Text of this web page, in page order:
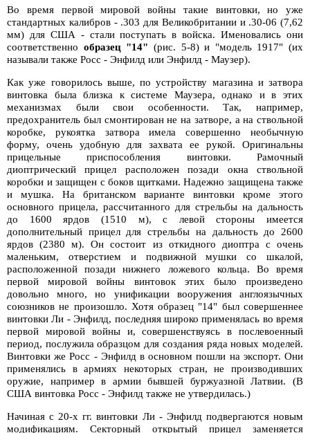
Во время первой мировой войны такие винтовки, но уже
стандартных калибров - .303 для Великобритании и .30-06 (7,62
мм) для США - стали поступать в войска. Именовались они
соответственно образец "14" (рис. 5-8) и "модель 1917" (их
называли также Росс - Энфилд или Энфилд - Маузер).
Как уже говорилось выше, по устройству магазина и затвора
винтовка была близка к системе Маузера, однако и в этих
механизмах были свои особенности. Так, например,
предохранитель был смонтирован не на затворе, а на ствольной
коробке, рукоятка затвора имела совершенно необычную
форму, очень удобную для захвата ее рукой. Оригинальны
прицельные приспособления винтовки. Рамочный
диоптрический прицел расположен позади окна ствольной
коробки и защищен с боков щитками. Надежно защищена также
и мушка. На британском варианте винтовки кроме этого
основного прицела, рассчитанного для стрельбы на дальность
до 1600 ярдов (1510 м), с левой стороны имеется
дополнительный прицел для стрельбы на дальность до 2600
ярдов (2380 м). Он состоит из откидного диоптра с очень
маленьким, отверстием и подвижной мушки со шкалой,
расположенной позади нижнего ложевого кольца. Во время
первой мировой войны винтовок этих было произведено
довольно много, но унификации вооружения англоязычных
союзников не произошло. Хотя образец "14" был совершеннее
винтовки Ли - Энфилд, последняя широко применялась во время
первой мировой войны и, совершенствуясь в послевоенный
период, послужила образцом для создания ряда новых моделей.
Винтовки же Росс - Энфилд в основном пошли на экспорт. Они
применялись в армиях некоторых стран, не производивших
оружие, например в армии бывшей буржуазной Латвии. (В
США винтовка Росс - Энфилд также не утвердилась.)
Начиная с 20-х гг. винтовки Ли - Энфилд подвергаются новым
модификациям. Секторный открытый прицел заменяется